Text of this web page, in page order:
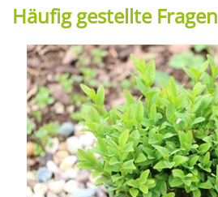
Häufig gestellte Fragen